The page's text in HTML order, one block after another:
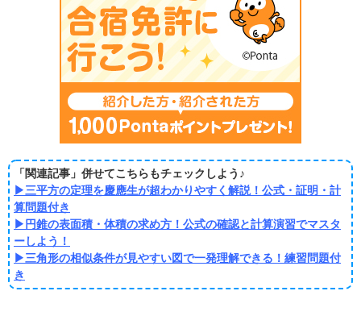
「関連記事」併せてこちらもチェックしよう♪
▶三平方の定理を慶應生が超わかりやすく解説！公式・証明・計
算問題付き
▶ 円錐の表面積・体積の求め方！公式の確認と計算演習でマスタ
ーしよう！
▶三角形の相似条件が見やすい図で一発理解できる！練習問題付
き